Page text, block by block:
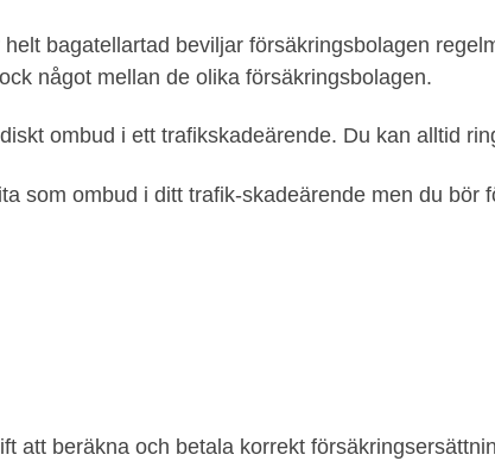
bagatellartad beviljar försäkringsbolagen
något mellan de olika försäkringsbolagen.
ombud i ett trafikskadeärende. Du kan alltid
som ombud i ditt trafik-skadeärende men du bör
att beräkna och betala korrekt